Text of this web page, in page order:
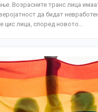
Возрасните транс лица
да бидат
цис лица, според новото…